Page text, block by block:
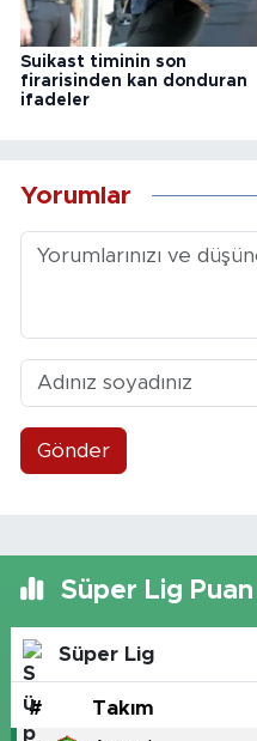
Suikast timinin son
firarisinden kan donduran
ifadeler
Yorumlar
Gönder
Süper Lig
Süper Lig
# Takım